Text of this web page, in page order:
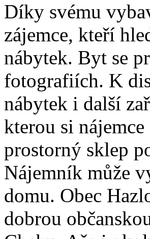
Díky svému
zájemce, kteří
nábytek. Byt se
fotografiích. K
nábytek i další
kterou si
prostorný sklep
Nájemník může
domu. Obec
dobrou